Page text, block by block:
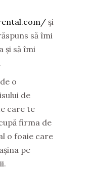
și
să îmi
și să îmi
o
de
care te
firma de
o foaie care
pe